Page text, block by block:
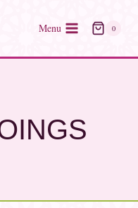
Menu 0